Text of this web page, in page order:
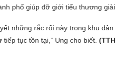
phố giúp đỡ giới tiểu thương
những rắc rối này trong khu
tục tồn tại,” Ung cho biết.